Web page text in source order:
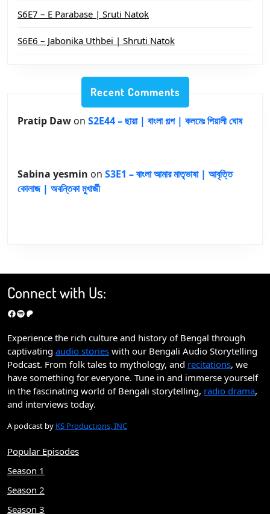
S6E7 – E Parabase | Sruti Natok
S6E6 – Jabonika Uthbei | Shruti Natok
Recent Comments
Pratip Daw on S2E44 – ছায়া | বাংলা গল্প | কলমেঃ পিয়ালী ঘোষ
Sabina yesmin on S3E1 – বাংলা আমার মাতৃভাষা | আবৃত্তি
কোলাজ | অবন্তিকা মুখার্জী
Connect with Us:
Facebook Spotify Patreon
Experience the rich culture and history of Bengal through
captivating audio stories with our Bengali Audio Storytelling
Podcast. From folk tales to mythology, and recitations, we
have something for everyone. Tune in and immerse yourself
in the fascinating world of Bengali storytelling, radio drama,
and interviews today.
A podcast by KS Productions, INC
Popular Episodes
Season 1
Season 2
Season 3